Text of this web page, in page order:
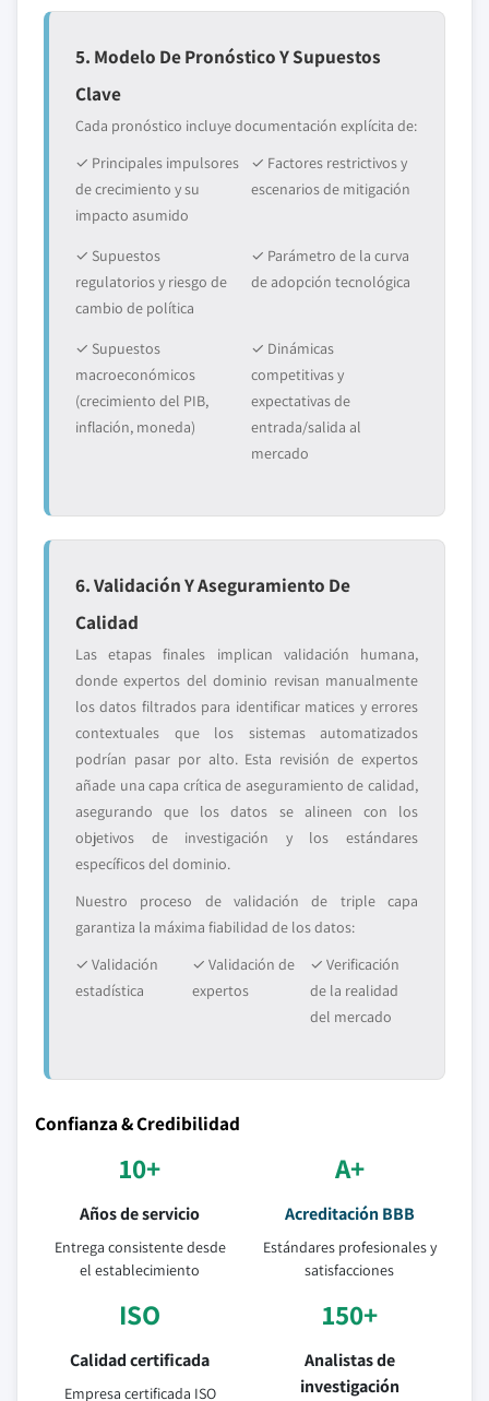
5. Modelo De Pronóstico Y Supuestos
Clave
Cada pronóstico incluye documentación explícita de:
✓ Principales impulsores
de crecimiento y su
impacto asumido
✓ Factores restrictivos y
escenarios de mitigación
✓ Supuestos
regulatorios y riesgo de
cambio de política
✓ Parámetro de la curva
de adopción tecnológica
✓ Supuestos
macroeconómicos
(crecimiento del PIB,
inflación, moneda)
✓ Dinámicas
competitivas y
expectativas de
entrada/salida al
mercado
6. Validación Y Aseguramiento De
Calidad
Las etapas finales implican validación humana,
donde expertos del dominio revisan manualmente
los datos filtrados para identificar matices y errores
contextuales que los sistemas automatizados
podrían pasar por alto. Esta revisión de expertos
añade una capa crítica de aseguramiento de calidad,
asegurando que los datos se alineen con los
objetivos de investigación y los estándares
específicos del dominio.
Nuestro proceso de validación de triple capa
garantiza la máxima fiabilidad de los datos:
✓ Validación
estadística
✓ Validación de
expertos
✓ Verificación
de la realidad
del mercado
Confianza & Credibilidad
10+
Años de servicio
Entrega consistente desde
el establecimiento
A+
Acreditación BBB
Estándares profesionales y
satisfacciones
ISO
Calidad certificada
Empresa certificada ISO
150+
Analistas de
investigación